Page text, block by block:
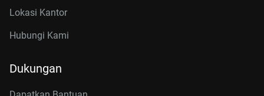
Lokasi Kantor
Hubungi Kami
Dukungan